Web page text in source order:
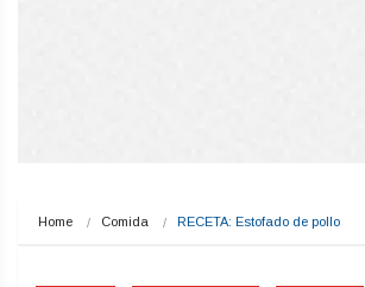
Home Comida RECETA: Estofado de pollo